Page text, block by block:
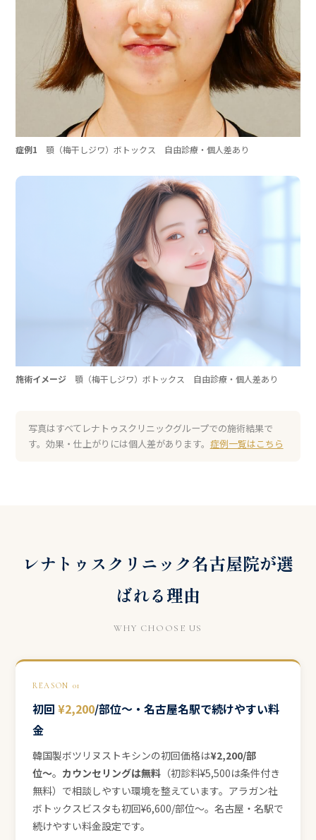
症例1 顎（梅干しジワ）ボトックス 自由診療・個人差あり
施術イメージ 顎（梅干しジワ）ボトックス 自由診療・個人差あり
写真はすべてレナトゥスクリニックグループでの施術結果で
す。効果・仕上がりには個人差があります。 症例一覧はこちら
レナトゥスクリニック名古屋院が選
ばれる理由
WHY CHOOSE US
REASON 01
初回 ¥2,200/部位〜・名古屋名駅で続けやすい料
金
韓国製ボツリヌストキシンの初回価格は¥2,200/部
位〜。 カウンセリングは無料 （初診料¥5,500は条件付き
無料）で相談しやすい環境を整えています。アラガン社
ボトックスビスタも初回¥6,600/部位〜。名古屋・名駅で
続けやすい料金設定です。